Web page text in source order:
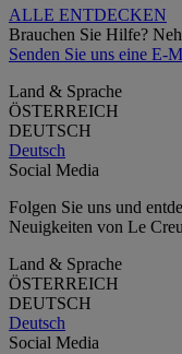
ALLE ENTDECKEN
Brauchen Sie Hilfe?
Senden Sie uns eine E-
Land & Sprache
ÖSTERREICH
DEUTSCH
Deutsch
Social Media
Folgen Sie uns und
Neuigkeiten von Le
Land & Sprache
ÖSTERREICH
DEUTSCH
Deutsch
Social Media